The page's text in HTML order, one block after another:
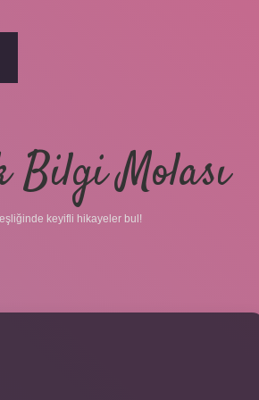
Bilgi Molası
keyifli hikayeler bul!